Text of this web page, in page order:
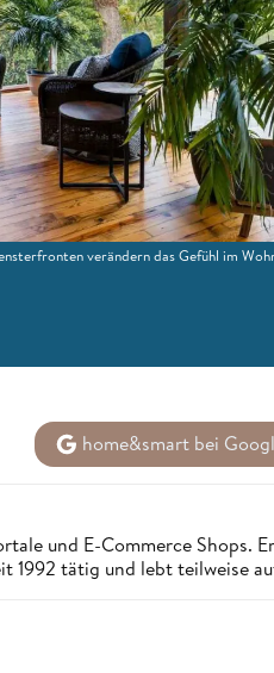
verändern das Gefühl im
home&smart bei
und E-Commerce Shops.
1992 tätig und lebt teilweise